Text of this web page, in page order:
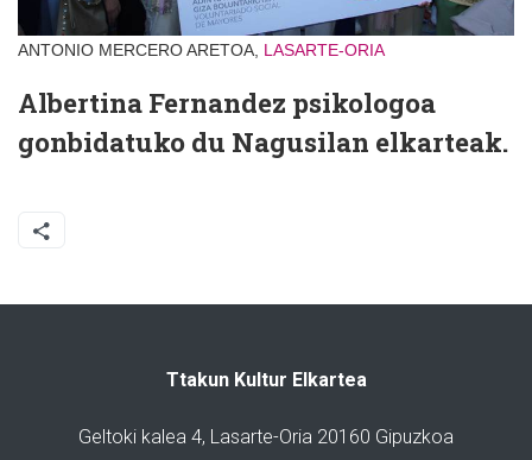
ANTONIO MERCERO ARETOA, LASARTE-ORIA
Albertina Fernandez psikologoa
gonbidatuko du Nagusilan elkarteak.
Ttakun Kultur Elkartea
Geltoki kalea 4, Lasarte-Oria 20160 Gipuzkoa